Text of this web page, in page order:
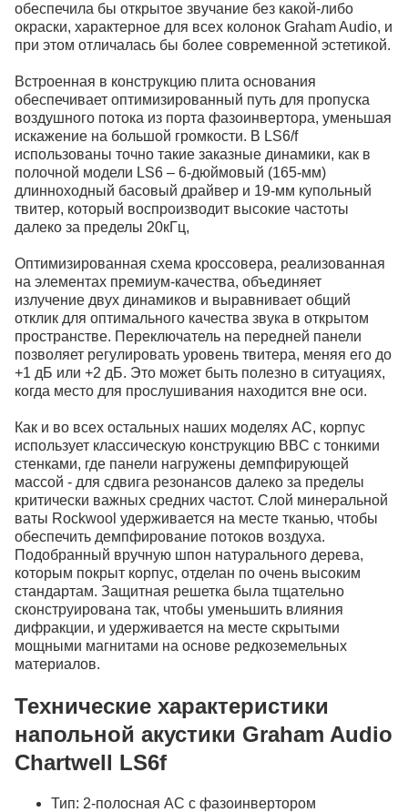
обеспечила бы открытое звучание без какой-либо
окраски, характерное для всех колонок Graham Audio, и
при этом отличалась бы более современной эстетикой.
Встроенная в конструкцию плита основания
обеспечивает оптимизированный путь для пропуска
воздушного потока из порта фазоинвертора, уменьшая
искажение на большой громкости. В LS6/f
использованы точно такие заказные динамики, как в
полочной модели LS6 – 6-дюймовый (165-мм)
длинноходный басовый драйвер и 19-мм купольный
твитер, который воспроизводит высокие частоты
далеко за пределы 20кГц,
Оптимизированная схема кроссовера, реализованная
на элементах премиум-качества, объединяет
излучение двух динамиков и выравнивает общий
отклик для оптимального качества звука в открытом
пространстве. Переключатель на передней панели
позволяет регулировать уровень твитера, меняя его до
+1 дБ или +2 дБ. Это может быть полезно в ситуациях,
когда место для прослушивания находится вне оси.
Как и во всех остальных наших моделях АС, корпус
использует классическую конструкцию BBC с тонкими
стенками, где панели нагружены демпфирующей
массой - для сдвига резонансов далеко за пределы
критически важных средних частот. Слой минеральной
ваты Rockwool удерживается на месте тканью, чтобы
обеспечить демпфирование потоков воздуха.
Подобранный вручную шпон натурального дерева,
которым покрыт корпус, отделан по очень высоким
стандартам. Защитная решетка была тщательно
сконструирована так, чтобы уменьшить влияния
дифракции, и удерживается на месте скрытыми
мощными магнитами на основе редкоземельных
материалов.
Технические характеристики
напольной акустики Graham Audio
Chartwell LS6f
Тип: 2-полосная АС с фазоинвертором